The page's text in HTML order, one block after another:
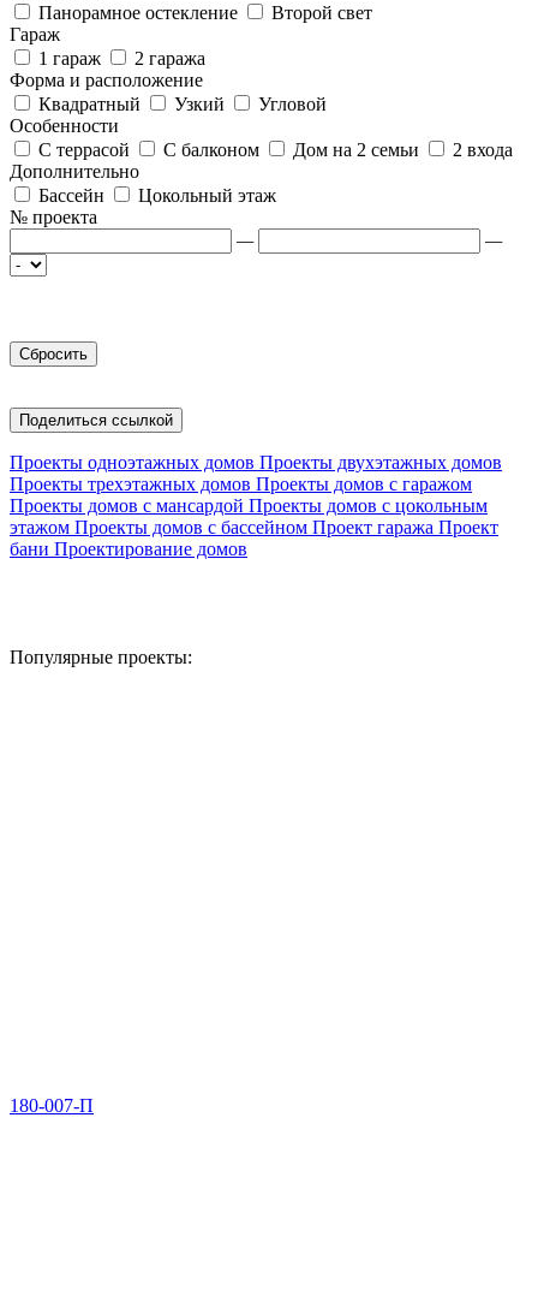
Панорамное остекление
Второй свет
Гараж
1 гараж
2 гаража
Форма и расположение
Квадратный
Узкий
Угловой
Особенности
С террасой
С балконом Дом на 2 семьи
2 входа
Дополнительно
Бассейн
Цокольный этаж
№ проекта
—
—
Поделиться ссылкой
Проекты одноэтажных домов Проекты двухэтажных домов
Проекты трехэтажных домов Проекты домов с гаражом
Проекты домов с мансардой Проекты домов с цокольным
этажом Проекты домов с бассейном Проект гаража Проект
бани Проектирование домов
Популярные проекты:
180-007-П